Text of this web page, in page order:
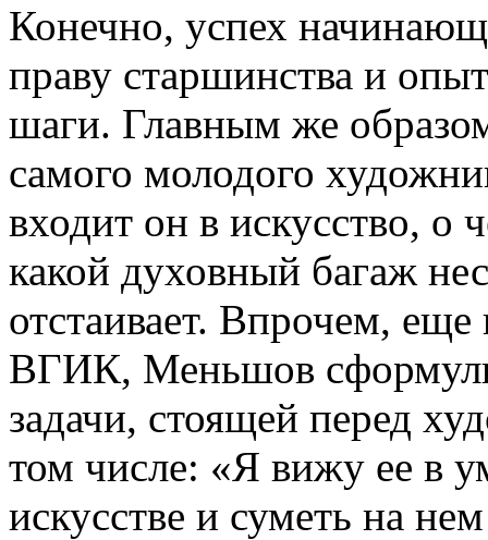
Конечно, успех
праву старшинства и
шаги. Главным же
самого молодого
входит он в искусство, о
какой духовный багаж
отстаивает. Впрочем, еще
ВГИК, Меньшов
задачи, стоящей перед
том числе: «Я вижу ее в
искусстве и суметь на